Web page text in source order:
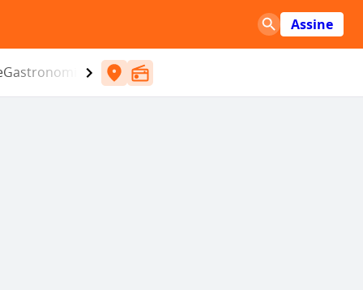
Assine
Gastronomia Entretenimento